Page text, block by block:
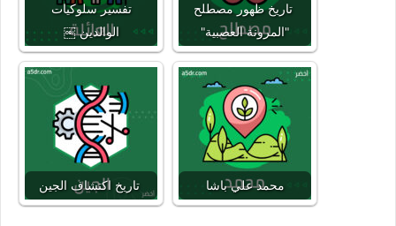
تفسير سلوكيات
الوالدين ￼
تاريخ ظهور مصطلح
"المرونة العصبية"
تاريخ اكتشاف الجين محمد علي باشا